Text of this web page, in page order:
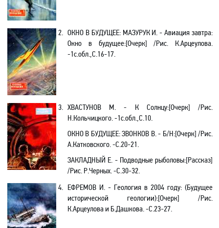
2. ОКНО В БУДУЩЕЕ: МАЗУРУК И. - Авиация завтра:
Окно в будущее:[Очерк] /Рис. К.Арцеулова.
-1с.обл.,C.16-17.
3. ХВАСТУНОВ М. - К Солнцу:[Очерк] /Рис.
Н.Кольчицкого. -1с.обл.,С.10.
ОКНО В БУДУЩЕЕ:ЗВОНКОВ В. - Б/Н:[Очерк] /Рис.
А.Катковского. -C.20-21.
ЗАКЛАДНЫЙ Е. - Подводные рыболовы:[Рассказ]
/Рис. Р.Черных. -С.30-32.
4. ЕФРЕМОВ И. - Геология в 2004 году: (Будущее
исторической геологии):[Очерк] /Рис.
К.Арцеулова и Б.Дашкова. -C.23-27.